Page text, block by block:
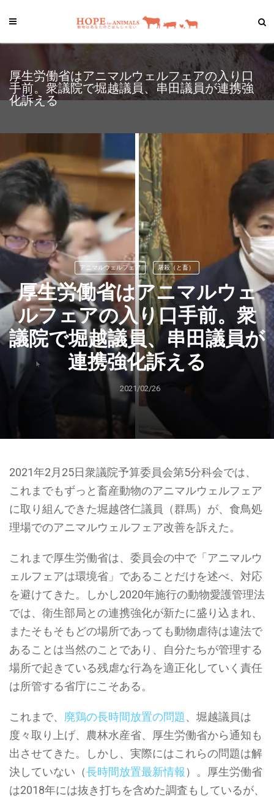
厚生労働省はアニマルウェルフェアの入り口
手前。衆議院で堀越議員、串田議員が連携強
化訴える
アニマルウェルフェア 屠殺（と畜）
厚生労働省はアニマルウェ
ルフェアの入り口手前。衆
議院で堀越議員、串田議員が
連携強化訴える
2021/02/26
2021年2月25日衆議院予算委員会第5分科会では、
これまでもずっと畜産動物のアニマルウェルフェア
に取り組んできた堀越啓仁議員（群馬）が、食鳥処
理場でのアニマルウェルフェア改善を訴えた。
これまで厚生労働省は、委員会の中で「アニマルウ
ェルフェアは環境省」であることだけを述べ、対応
を避けてきた。しかし2020年施行の動物愛護管理法
では、衛生部局との連携強化が新たに盛り込まれ、
またそもそもどの場所であっても動物虐待は違法で
あることは当然のことであり、自分たちが管理する
場所で起きている残虐な行為を適正化していく責任
は所管する省庁にこそある。
これまで、 廃鶏の長時間放置の問題、堀越議員は
度々取り上げ、農林水産省、厚生労働省から通知も
出させてきた。しかし、実際にはこれらの問題は解
決していない（長時間放置最新情報 ）。厚生労働省
は2018年には抜き打ちを含めた調査もしているが、